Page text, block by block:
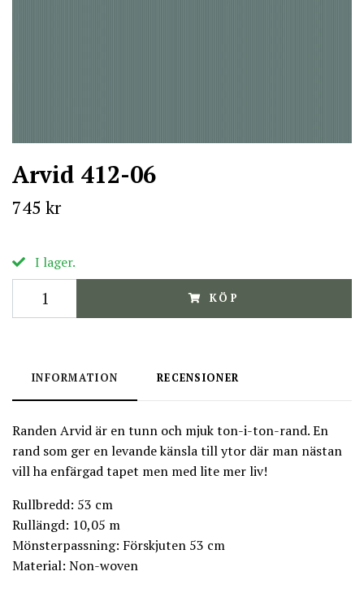
Arvid 412-06
745 kr
I lager.
KÖP
INFORMATION RECENSIONER
Randen Arvid är en tunn och mjuk ton-i-ton-rand. En
rand som ger en levande känsla till ytor där man nästan
vill ha enfärgad tapet men med lite mer liv!
Rullbredd: 53 cm
Rullängd: 10,05 m
Mönsterpassning: Förskjuten 53 cm
Material: Non-woven